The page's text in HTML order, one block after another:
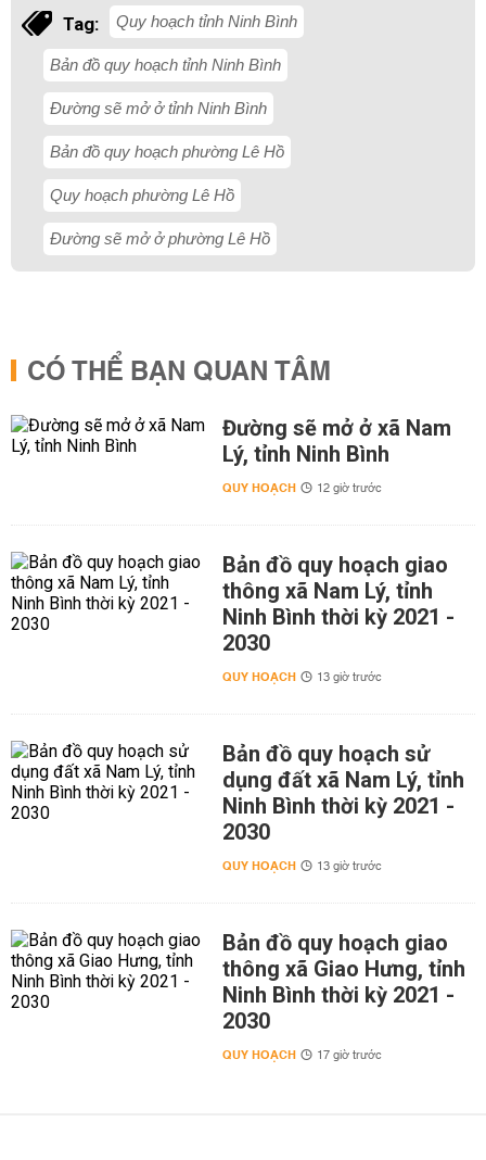
Tag: Quy hoạch tỉnh Ninh Bình
Bản đồ quy hoạch tỉnh Ninh Bình
Đường sẽ mở ở tỉnh Ninh Bình
Bản đồ quy hoạch phường Lê Hồ
Quy hoạch phường Lê Hồ
Đường sẽ mở ở phường Lê Hồ
CÓ THỂ BẠN QUAN TÂM
Đường sẽ mở ở xã Nam
Lý, tỉnh Ninh Bình
QUY HOẠCH 12 giờ trước
Bản đồ quy hoạch giao
thông xã Nam Lý, tỉnh
Ninh Bình thời kỳ 2021 -
2030
QUY HOẠCH 13 giờ trước
Bản đồ quy hoạch sử
dụng đất xã Nam Lý, tỉnh
Ninh Bình thời kỳ 2021 -
2030
QUY HOẠCH 13 giờ trước
Bản đồ quy hoạch giao
thông xã Giao Hưng, tỉnh
Ninh Bình thời kỳ 2021 -
2030
QUY HOẠCH 17 giờ trước